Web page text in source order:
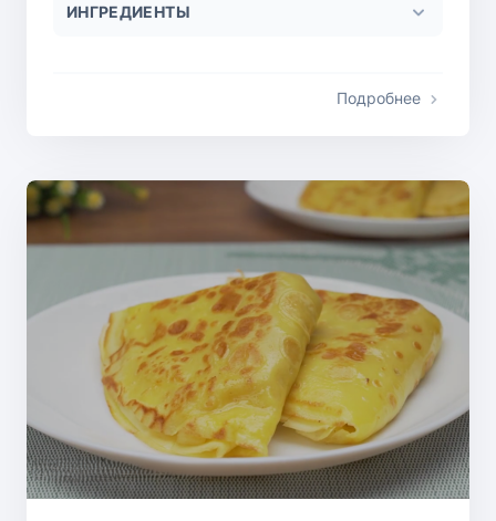
ИНГРЕДИЕНТЫ
Подробнее